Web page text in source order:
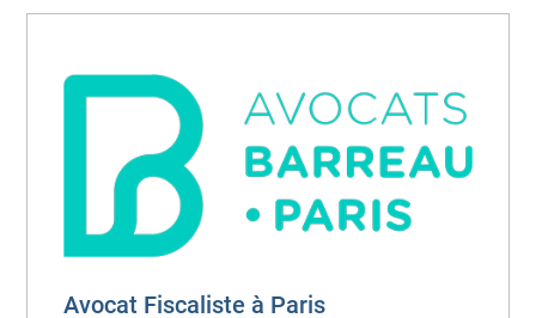
Avocat Fiscaliste à Paris